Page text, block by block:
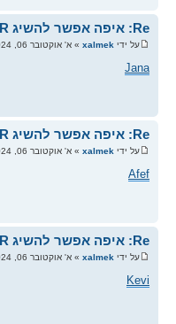
Re: איפה אפשר להשיג CHIP PROGRAMMER?
על ידי xalmek » א' אוקטובר 06, 2024 3:54 am
Jana
Re: איפה אפשר להשיג CHIP PROGRAMMER?
על ידי xalmek » א' אוקטובר 06, 2024 3:56 am
Afef
Re: איפה אפשר להשיג CHIP PROGRAMMER?
על ידי xalmek » א' אוקטובר 06, 2024 3:57 am
Kevi